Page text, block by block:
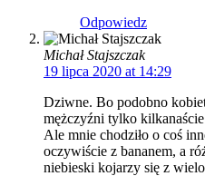
Odpowiedz
Michał Stajszczak
19 lipca 2020 at 14:29
Dziwne. Bo podobno
mężczyźni tylko
Ale mnie chodziło o coś
oczywiście z bananem, a
niebieski kojarzy się z